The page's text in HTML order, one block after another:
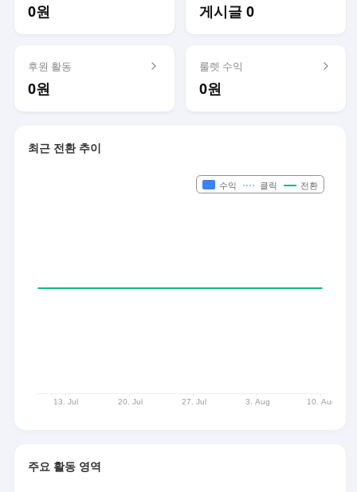
0원 게시글 0
후원 활동
0원
룰렛 수익
0원
최근 전환 추이
주요 활동 영역